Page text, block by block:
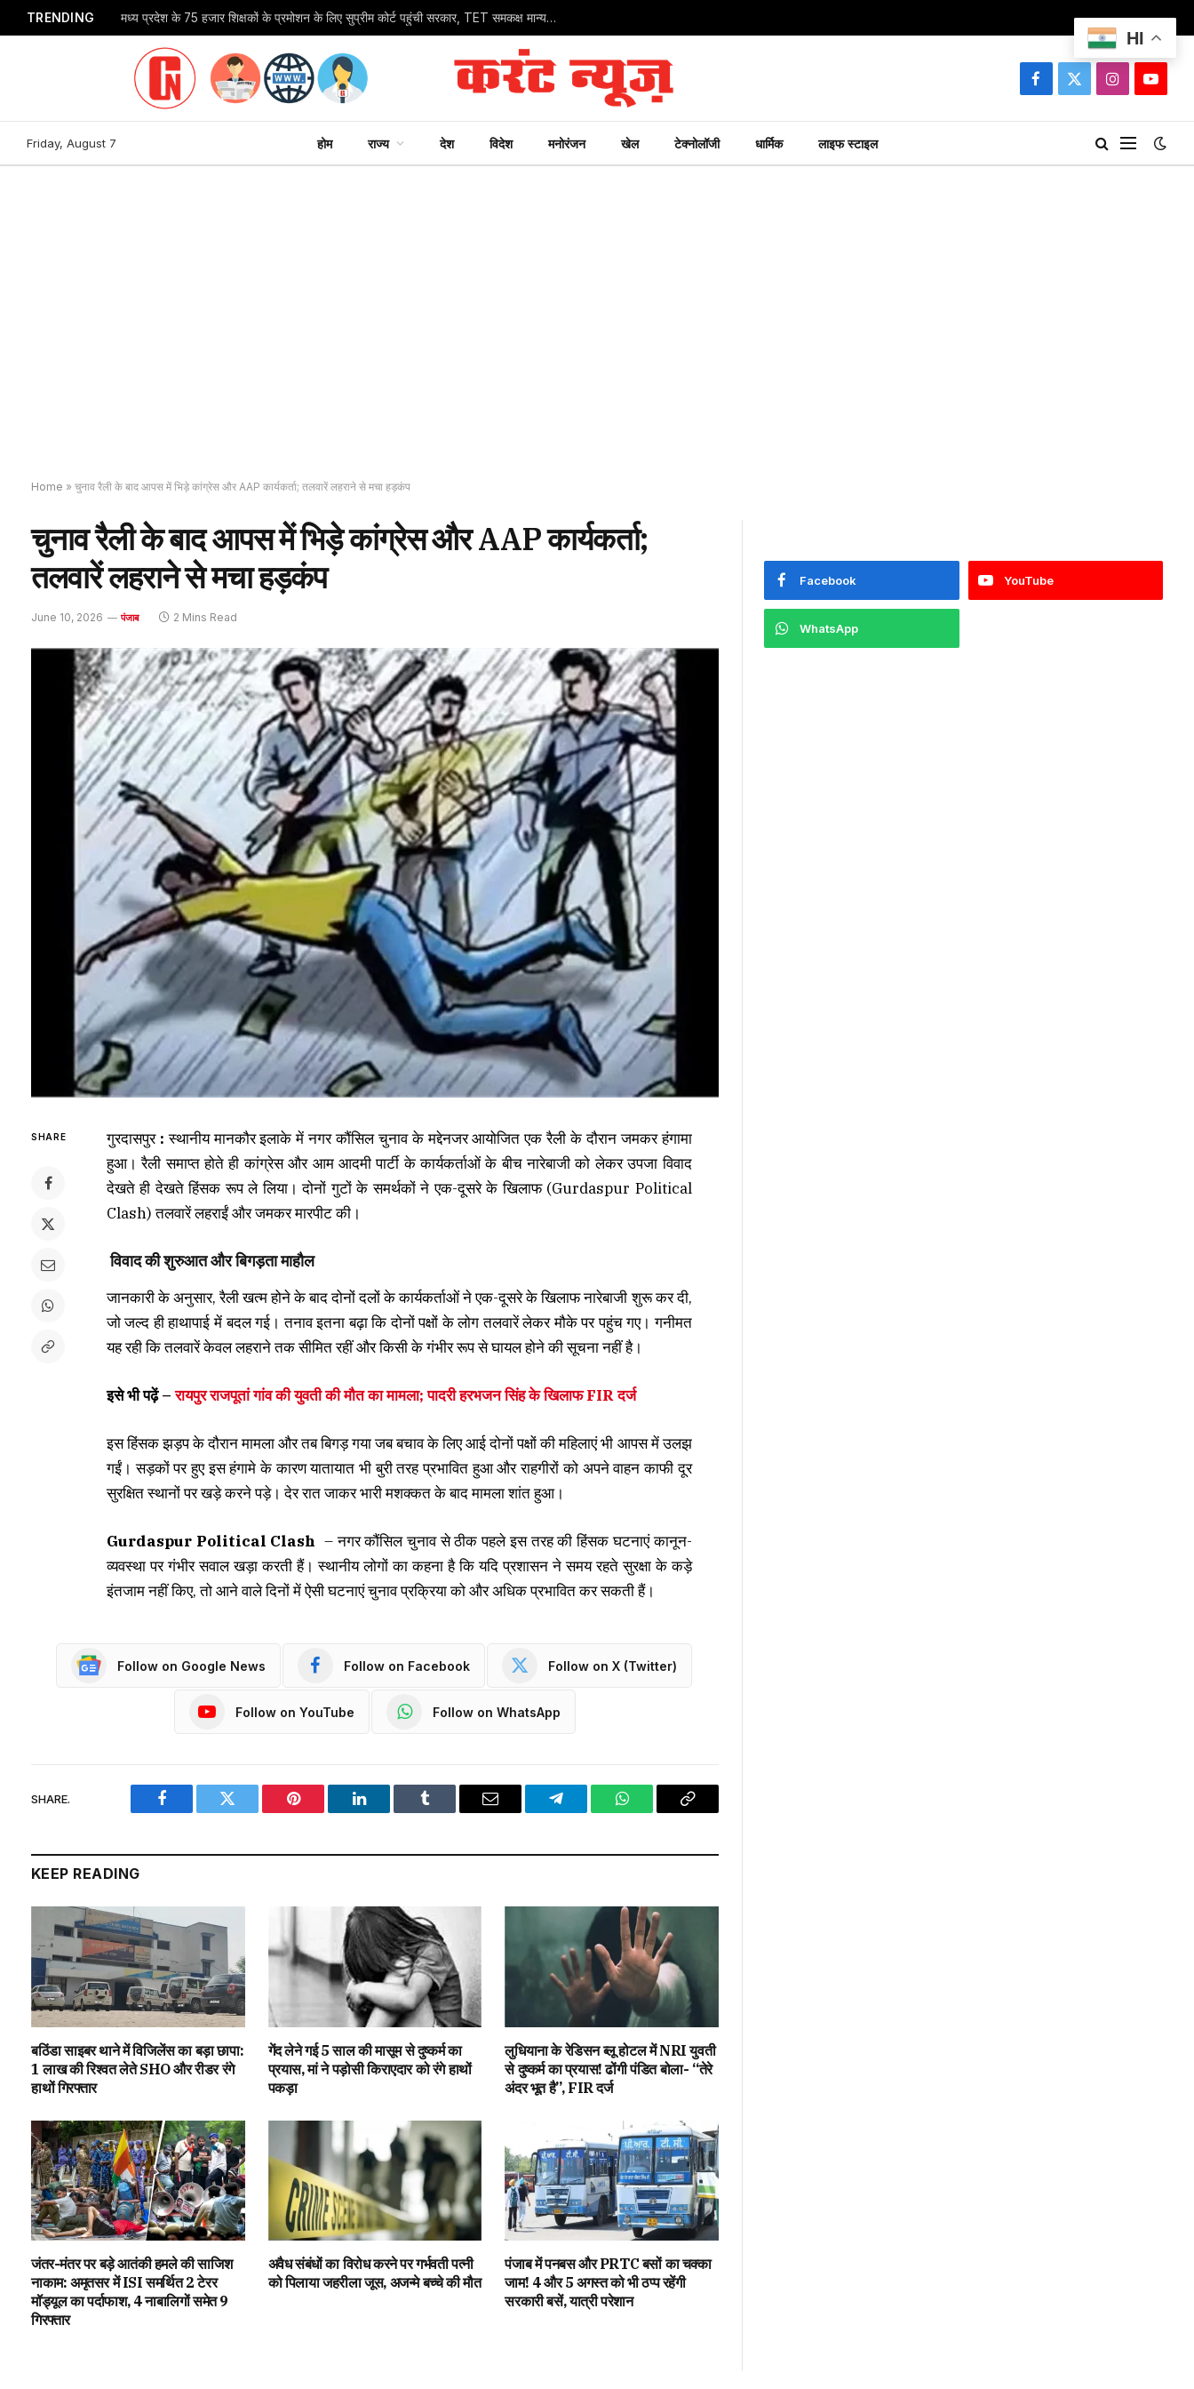
TRENDING मध्य प्रदेश के 75 हजार शिक्षकों के प्रमोशन के लिए सुप्रीम कोर्ट पहुंची सरकार, TET समकक्ष मान्यता हेतु दाखिल की पूरक अर्जी
Facebook
X
Instagram
Friday, August 7 होम राज्य देश विदेश मनोरंजन खेल टेक्नोलॉजी धार्मिक लाइफ स्टाइल
Home » चुनाव रैली के बाद आपस में भिड़े कांग्रेस और AAP कार्यकर्ता; तलवारें लहराने से मचा हड़कंप
चुनाव रैली के बाद आपस में भिड़े कांग्रेस और AAP कार्यकर्ता;
तलवारें लहराने से मचा हड़कंप
June 10, 2026 पंजाब 2 Mins Read
SHARE गुरदासपुर : स्थानीय मानकौर इलाके में नगर कौंसिल चुनाव के मद्देनजर आयोजित एक रैली के दौरान जमकर हंगामा
हुआ। रैली समाप्त होते ही कांग्रेस और आम आदमी पार्टी के कार्यकर्ताओं के बीच नारेबाजी को लेकर उपजा विवाद
देखते ही देखते हिंसक रूप ले लिया। दोनों गुटों के समर्थकों ने एक-दूसरे के खिलाफ (Gurdaspur Political
Clash) तलवारें लहराईं और जमकर मारपीट की।
विवाद की शुरुआत और बिगड़ता माहौल
जानकारी के अनुसार, रैली खत्म होने के बाद दोनों दलों के कार्यकर्ताओं ने एक-दूसरे के खिलाफ नारेबाजी शुरू कर दी,
जो जल्द ही हाथापाई में बदल गई। तनाव इतना बढ़ा कि दोनों पक्षों के लोग तलवारें लेकर मौके पर पहुंच गए। गनीमत
यह रही कि तलवारें केवल लहराने तक सीमित रहीं और किसी के गंभीर रूप से घायल होने की सूचना नहीं है।
इसे भी पढ़ें –रायपुर राजपूतां गांव की युवती की मौत का मामला; पादरी हरभजन सिंह के खिलाफ FIR दर्ज
इस हिंसक झड़प के दौरान मामला और तब बिगड़ गया जब बचाव के लिए आई दोनों पक्षों की महिलाएं भी आपस में उलझ
गईं। सड़कों पर हुए इस हंगामे के कारण यातायात भी बुरी तरह प्रभावित हुआ और राहगीरों को अपने वाहन काफी दूर
सुरक्षित स्थानों पर खड़े करने पड़े। देर रात जाकर भारी मशक्कत के बाद मामला शांत हुआ।
Gurdaspur Political Clash – नगर कौंसिल चुनाव से ठीक पहले इस तरह की हिंसक घटनाएं कानून-
व्यवस्था पर गंभीर सवाल खड़ा करती हैं। स्थानीय लोगों का कहना है कि यदि प्रशासन ने समय रहते सुरक्षा के कड़े
इंतजाम नहीं किए, तो आने वाले दिनों में ऐसी घटनाएं चुनाव प्रक्रिया को और अधिक प्रभावित कर सकती हैं।
Follow on Google News Follow on Facebook Follow on X (Twitter)
Follow on YouTube Follow on WhatsApp
SHARE.
Facebook Twitter Pinterest LinkedIn Tumblr Email Telegram WhatsAppCopy
KEEP READING
बठिंडा साइबर थाने में विजिलेंस का बड़ा छापा:
1 लाख की रिश्वत लेते SHO और रीडर रंगे
हाथों गिरफ्तार
गेंद लेने गई 5 साल की मासूम से दुष्कर्म का
प्रयास, मां ने पड़ोसी किराएदार को रंगे हाथों
पकड़ा
लुधियाना के रेडिसन ब्लू होटल में NRI युवती
से दुष्कर्म का प्रयास! ढोंगी पंडित बोला- “तेरे
अंदर भूत है”, FIR दर्ज
जंतर-मंतर पर बड़े आतंकी हमले की साजिश
नाकाम: अमृतसर में ISI समर्थित 2 टेरर
मॉड्यूल का पर्दाफाश, 4 नाबालिगों समेत 9
गिरफ्तार
अवैध संबंधों का विरोध करने पर गर्भवती पत्नी
को पिलाया जहरीला जूस, अजन्मे बच्चे की मौत
पंजाब में पनबस और PRTC बसों का चक्का
जाम! 4 और 5 अगस्त को भी ठप्प रहेंगी
सरकारी बसें, यात्री परेशान
Facebook YouTube
WhatsApp
HI